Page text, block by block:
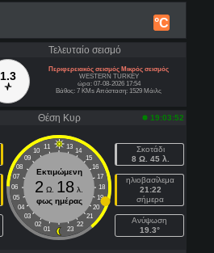
°C
Τελευταίο σεισμό
1.3
Περιφερειακός σεισμός Μικρός σεισμός
WESTERN TURKEY
ώρα: 07-08-2026 17:54
Βάθος: 7 KMs Απόσταση: 1529 Μάιλς
Θέση Κυρ 19:03:52
11 13
10
14
09
15
08
16
07
17
06
18
05
19
04
20
03
21
02
22
01 23
Εκτιμώμενη
2 Ω. 18 λ.
φως ημέρας
Σκοτάδι
8 Ω. 45 λ.
ηλιοβασίλεμα
21:22
σήμερα
Ανύψωση
19.3°